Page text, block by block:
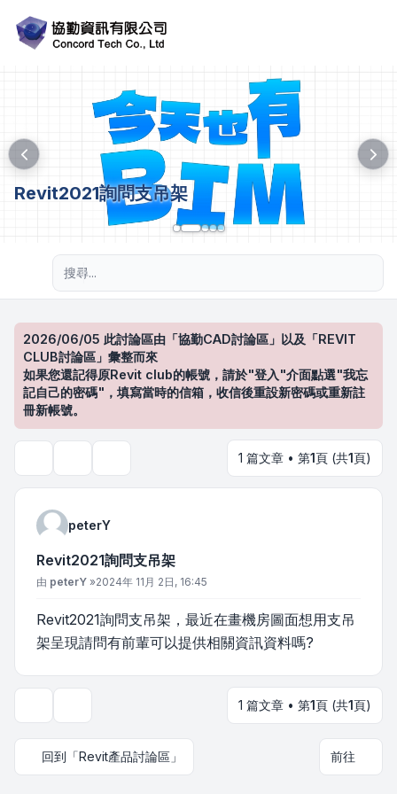
Revit2021詢問支吊架
2026/06/05 此討論區由「協勤CAD討論區」以及「REVIT
CLUB討論區」彙整而來
如果您還記得原Revit club的帳號，請於"登入"介面點選"我忘
記自己的密碼"，填寫當時的信箱，收信後重設新密碼或重新註
冊新帳號。
1 篇文章 • 第1頁 (共1頁)
peterY
Revit2021詢問支吊架
文章
由 peterY »2024年 11月 2日, 16:45
Revit2021詢問支吊架，最近在畫機房圖面想用支吊
架呈現請問有前輩可以提供相關資訊資料嗎?
1 篇文章 • 第1頁 (共1頁)
回到「Revit產品討論區」 前往